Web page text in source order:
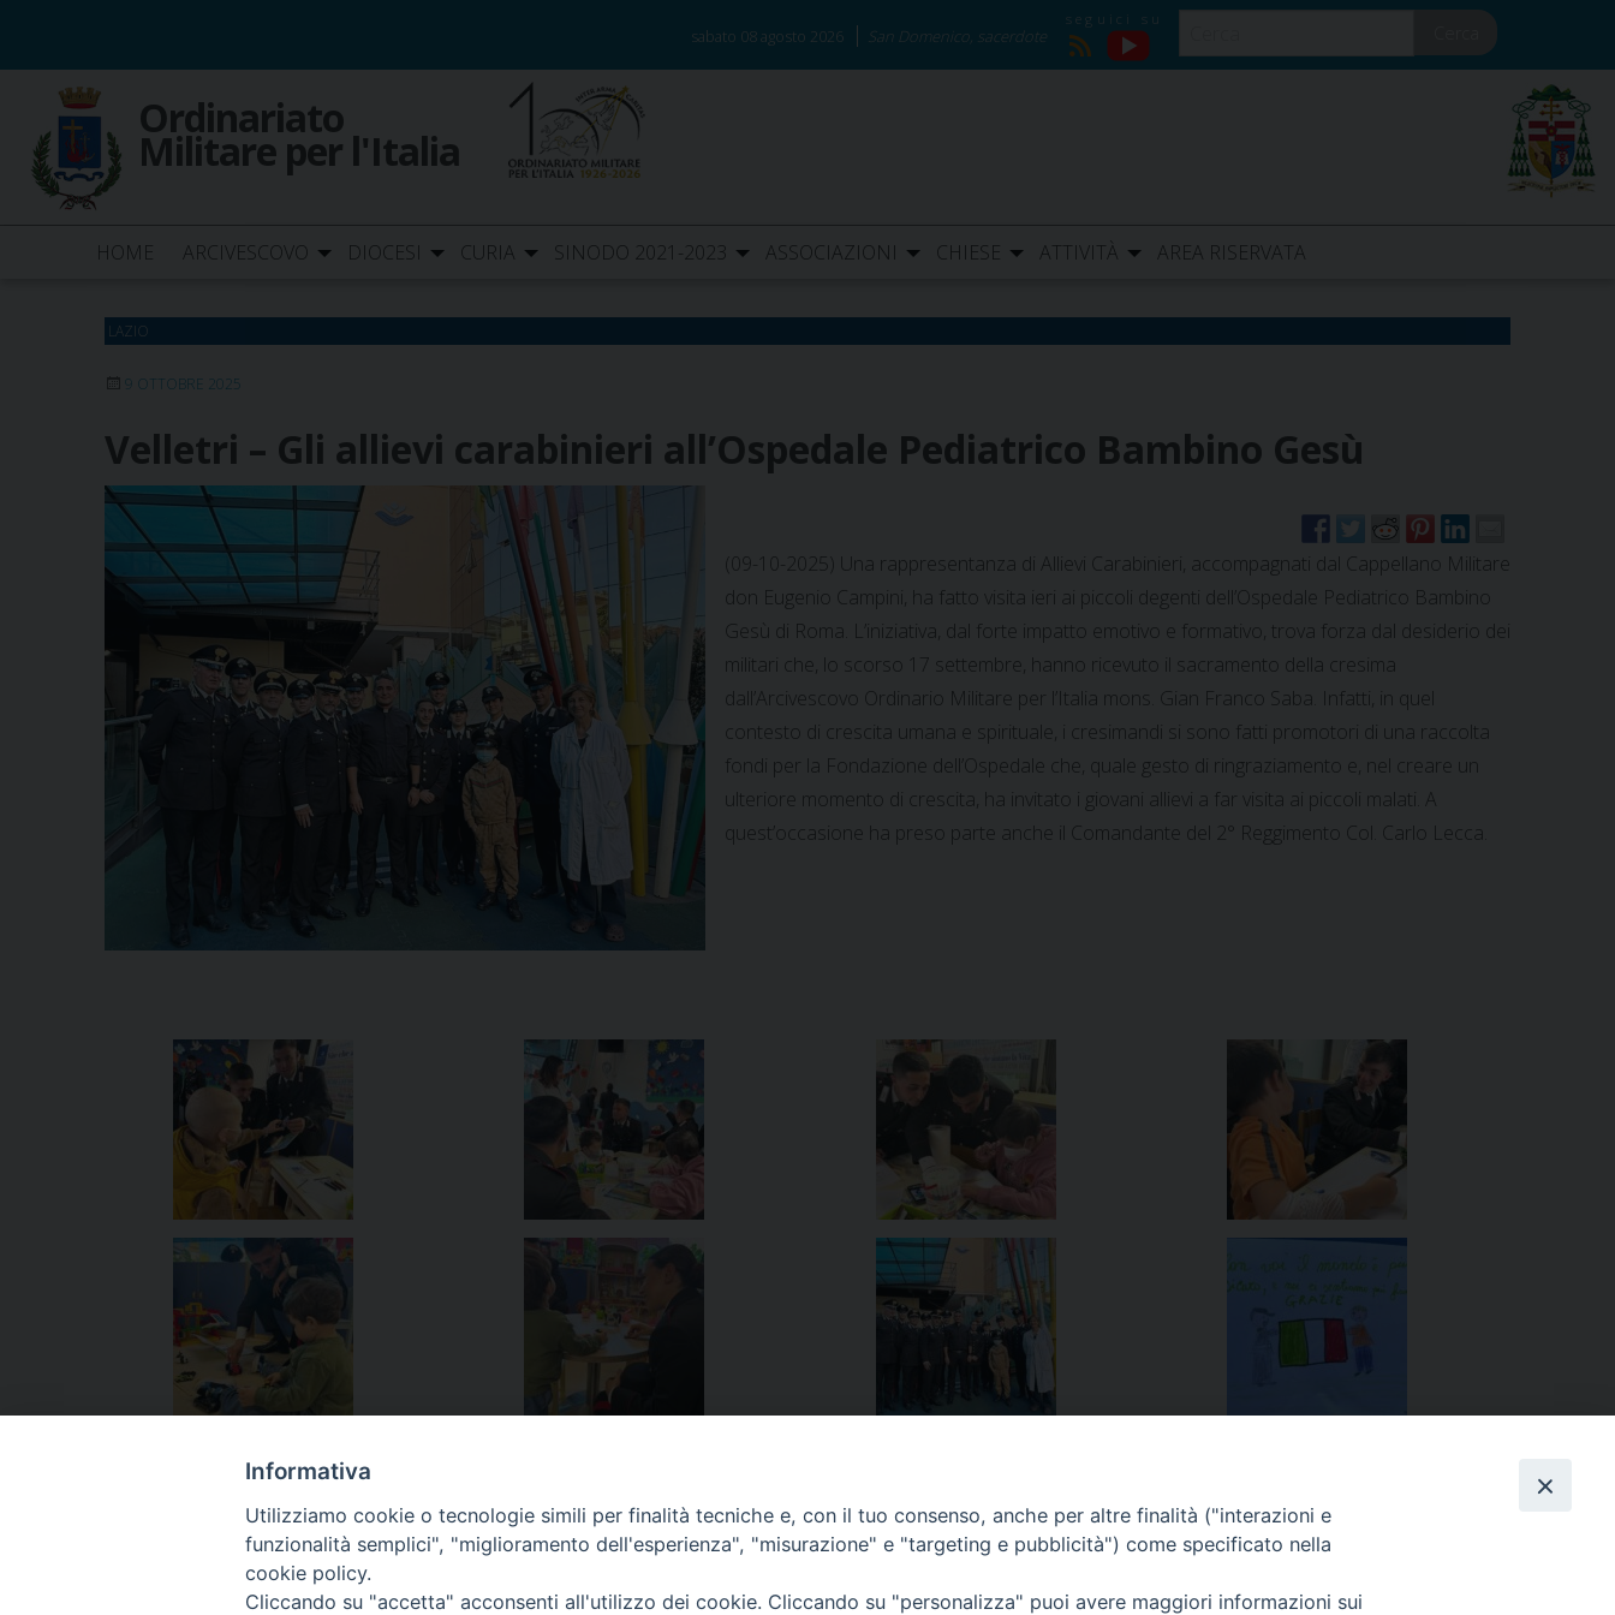
content
sabato 08 agosto 2026 San Domenico, sacerdote
RSS
YouTube
Ordinariato
Militare per l'Italia
HOME ARCIVESCOVO DIOCESI CURIA SINODO 2021-2023 ASSOCIAZIONI CHIESE ATTIVITÀ AREA RISERVATA
LAZIO
9 OTTOBRE 2025
Velletri – Gli allievi carabinieri all’Ospedale Pediatrico Bambino Gesù
(09-10-2025) Una rappresentanza di Allievi Carabinieri, accompagnati dal Cappellano Militare
don Eugenio Campini, ha fatto visita ieri ai piccoli degenti dell’Ospedale Pediatrico Bambino
Gesù di Roma. L’iniziativa, dal forte impatto emotivo e formativo, trova forza dal desiderio dei
militari che, lo scorso 17 settembre, hanno ricevuto il sacramento della cresima
dall’Arcivescovo Ordinario Militare per l’Italia mons. Gian Franco Saba. Infatti, in quel
contesto di crescita umana e spirituale, i cresimandi si sono fatti promotori di una raccolta
fondi per la Fondazione dell’Ospedale che, quale gesto di ringraziamento e, nel creare un
ulteriore momento di crescita, ha invitato i giovani allievi a far visita ai piccoli malati. A
quest’occasione ha preso parte anche il Comandante del 2° Reggimento Col. Carlo Lecca.
Latina – Mons. Saba: la morte, “una porta aperta sull’eternità”
Informativa
Utilizziamo cookie o tecnologie simili per finalità tecniche e, con il tuo consenso, anche per altre finalità ("interazioni e
funzionalità semplici", "miglioramento dell'esperienza", "misurazione" e "targeting e pubblicità") come specificato nella
cookie policy.
Cliccando su "accetta" acconsenti all'utilizzo dei cookie. Cliccando su "personalizza" puoi avere maggiori informazioni sui